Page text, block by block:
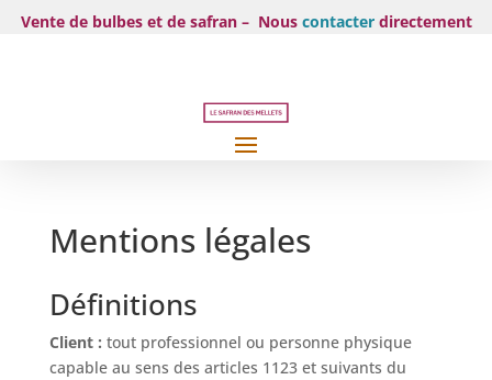
Vente de bulbes et de safran – Nous contacterdirectement
Mentions légales
Définitions
Client : tout professionnel ou personne physique
capable au sens des articles 1123 et suivants du